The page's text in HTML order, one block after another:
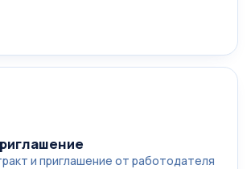
и приглашение от работодателя